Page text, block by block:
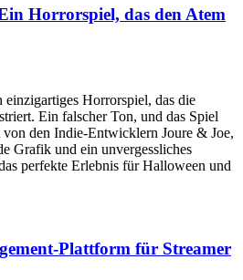
Horrorspiel, das den Atem
Horrorspiel, das die
Ein falscher Ton, und das Spiel
den Indie-Entwicklern Joure & Joe,
Grafik und ein unvergessliches
perfekte Erlebnis für Halloween und
Plattform für Streamer